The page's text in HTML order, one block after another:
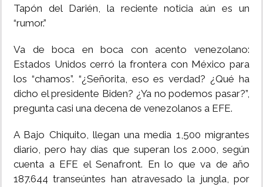
Tapón del Darién, la reciente noticia aún es un
“rumor.”
Va de boca en boca con acento venezolano:
Estados Unidos cerró la frontera con México para
los “chamos”. “¿Señorita, eso es verdad? ¿Qué ha
dicho el presidente Biden? ¿Ya no podemos pasar?”,
pregunta casi una decena de venezolanos a EFE.
A Bajo Chiquito, llegan una media 1,500 migrantes
diario, pero hay días que superan los 2.000, según
cuenta a EFE el Senafront. En lo que va de año
187.644 transeúntes han atravesado la jungla, por